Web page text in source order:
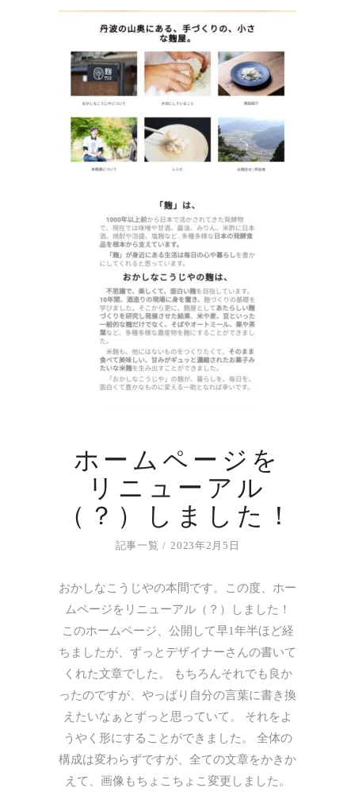
ホームページを
リニューアル
（？）しました！
記事一覧 2023年2月5日
おかしなこうじやの本間です。この度、ホー
ムページをリニューアル（？）しました！
このホームページ、公開して早1年半ほど経
ちましたが、ずっとデザイナーさんの書いて
くれた文章でした。 もちろんそれでも良か
ったのですが、やっぱり自分の言葉に書き換
えたいなぁとずっと思っていて。 それをよ
うやく形にすることができました。 全体の
構成は変わらずですが、全ての文章をかきか
えて、画像もちょこちょこ変更しました。